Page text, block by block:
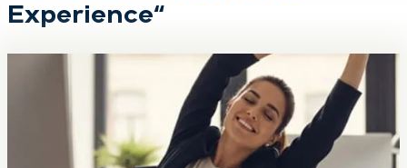
Experience“